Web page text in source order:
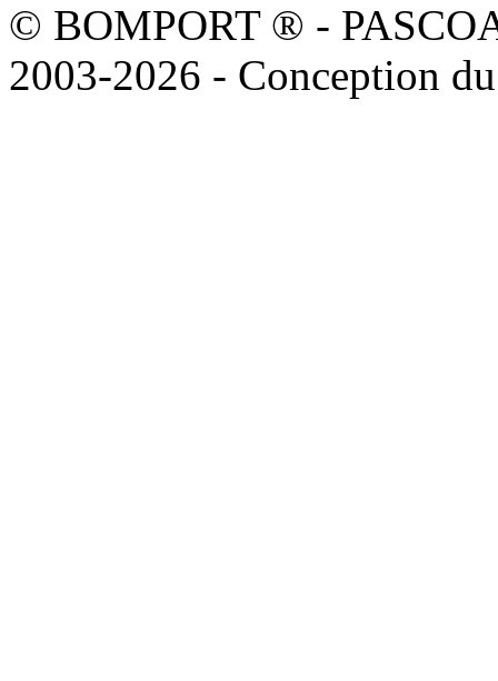
© BOMPORT ® -
2003-2026 - Conception